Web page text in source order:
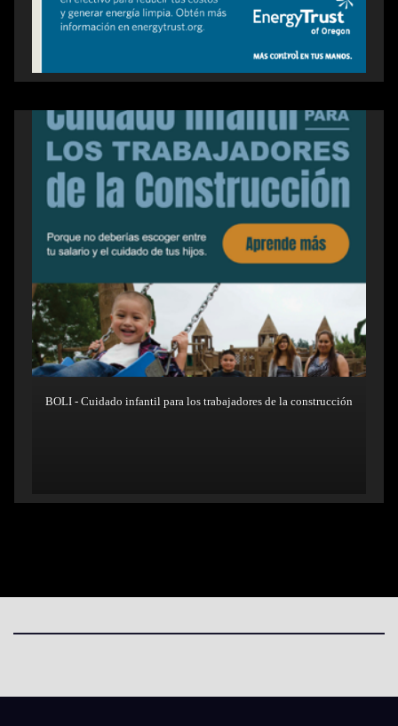
BOLI - Cuidado infantil para los trabajadores de la construcción